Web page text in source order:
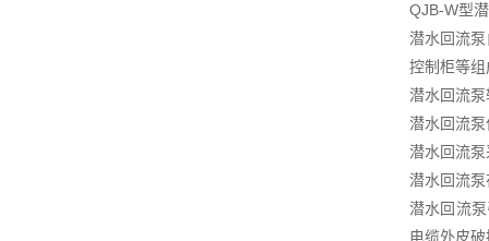
QJB-W型
潜水回流
控制柜等组
潜水回流
潜水回流
潜水回流
潜水回流
潜水回流
电缆外皮